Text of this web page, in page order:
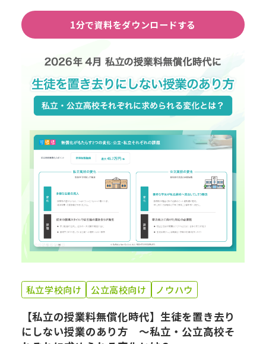
1分で資料をダウンロードする
私立学校向け 公立高校向け ノウハウ
【私立の授業料無償化時代】生徒を置き去り
にしない授業のあり方 ～私立・公立高校そ